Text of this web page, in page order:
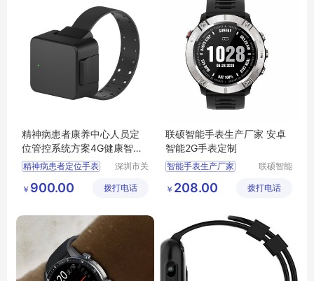
精神病患者康养中心人员定
位管控系统方案4G健康智能
手表电子围栏
精神病患者定位手表
精神病患者定位方案
智能手表
深圳市关
有限公司
￥ 900.00 拨打电话
联硕智能手表生产厂家 安卓
智能2G手表定制
智能手表生产厂家
4G老人手表定制
联硕智能
有限公司
￥ 208.00 拨打电话